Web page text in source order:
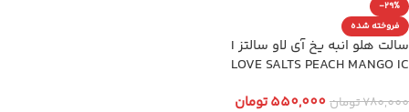
-29%
فروخته شده
سالت هلو انبه یخ آی لاو سالتز I
LOVE SALTS PEACH MANGO IC
780,000تومان 550,000تومان